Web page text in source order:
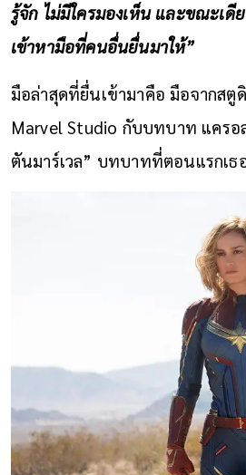
รู้จัก ไม่มีใครมองเห็น และขณะเ
เข้าหามือที่คนอื่นยื่นมาให้”
มือล่าสุดที่ยื่นเข้ามาคือ มือจากสตู
Marvel Studio กับบทบาท แครอ
ตันมาร์เวล” บทบาทที่ตอนแรกเธ